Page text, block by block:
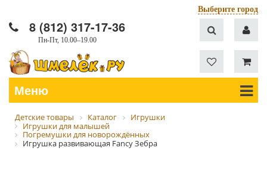
Выберите город
8 (812) 317-17-36
Пн-Пт, 10.00–19.00
Меню
Детские товары Каталог
Игрушки
Игрушки для малышей
Погремушки для новорождённых
Игрушка развивающая Fancy Зебра